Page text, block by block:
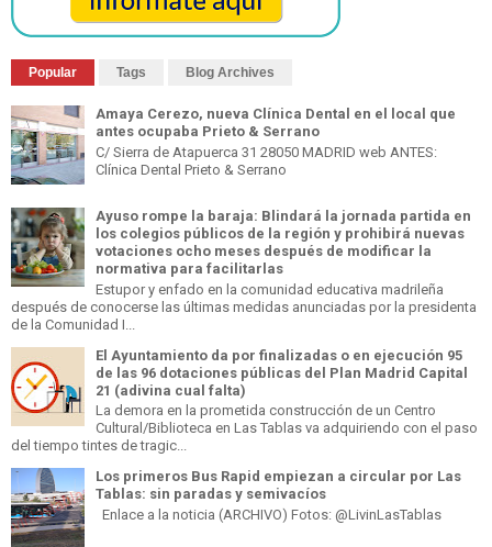
Popular Tags Blog Archives
Amaya Cerezo, nueva Clínica Dental en el local que
antes ocupaba Prieto & Serrano
C/ Sierra de Atapuerca 31 28050 MADRID web ANTES:
Clínica Dental Prieto & Serrano
Ayuso rompe la baraja: Blindará la jornada partida en
los colegios públicos de la región y prohibirá nuevas
votaciones ocho meses después de modificar la
normativa para facilitarlas
Estupor y enfado en la comunidad educativa madrileña
después de conocerse las últimas medidas anunciadas por la presidenta
de la Comunidad I...
El Ayuntamiento da por finalizadas o en ejecución 95
de las 96 dotaciones públicas del Plan Madrid Capital
21 (adivina cual falta)
La demora en la prometida construcción de un Centro
Cultural/Biblioteca en Las Tablas va adquiriendo con el paso
del tiempo tintes de tragic...
Los primeros Bus Rapid empiezan a circular por Las
Tablas: sin paradas y semivacíos
Enlace a la noticia (ARCHIVO) Fotos: @LivinLasTablas